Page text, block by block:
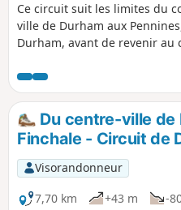
Ce circuit suit les limites du
ville de Durham aux
Durham, avant de revenir au
paysages les plus beaux et
villes et villages
randonnée suivent
aujourd'hui des pistes
d'autres sentiers, notamment
Coast Path. Que tu
plus courte, explore les
t'intéressent.
Du centre-ville de
Finchale - Circuit de
Visorandonneur
7,70 km
+43 m -